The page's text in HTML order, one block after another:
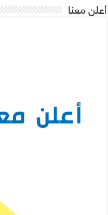
أعلن معنا